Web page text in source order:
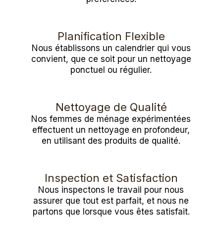
Planification Flexible
Nous établissons un calendrier qui vous
convient, que ce soit pour un nettoyage
ponctuel ou régulier.
Nettoyage de Qualité
Nos femmes de ménage expérimentées
effectuent un nettoyage en profondeur,
en utilisant des produits de qualité.
Inspection et Satisfaction
Nous inspectons le travail pour nous
assurer que tout est parfait, et nous ne
partons que lorsque vous êtes satisfait.